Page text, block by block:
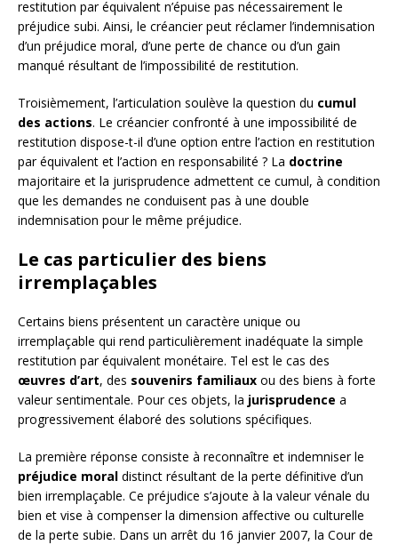
restitution par équivalent n’épuise pas nécessairement le
préjudice subi. Ainsi, le créancier peut réclamer l’indemnisation
d’un préjudice moral, d’une perte de chance ou d’un gain
manqué résultant de l’impossibilité de restitution.
Troisièmement, l’articulation soulève la question du cumul
des actions. Le créancier confronté à une impossibilité de
restitution dispose-t-il d’une option entre l’action en restitution
par équivalent et l’action en responsabilité ? La doctrine
majoritaire et la jurisprudence admettent ce cumul, à condition
que les demandes ne conduisent pas à une double
indemnisation pour le même préjudice.
Le cas particulier des biens
irremplaçables
Certains biens présentent un caractère unique ou
irremplaçable qui rend particulièrement inadéquate la simple
restitution par équivalent monétaire. Tel est le cas des
œuvres d’art, des souvenirs familiaux ou des biens à forte
valeur sentimentale. Pour ces objets, la jurisprudence a
progressivement élaboré des solutions spécifiques.
La première réponse consiste à reconnaître et indemniser le
préjudice moral distinct résultant de la perte définitive d’un
bien irremplaçable. Ce préjudice s’ajoute à la valeur vénale du
bien et vise à compenser la dimension affective ou culturelle
de la perte subie. Dans un arrêt du 16 janvier 2007, la Cour de